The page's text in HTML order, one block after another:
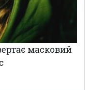
масковий